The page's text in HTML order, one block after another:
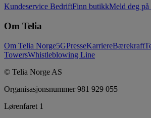
Kundeservice BedriftFinn butikkMeld deg på
Om Telia
Om Telia Norge5GPresseKarriereBærekraft
TowersWhistleblowing Line
© Telia Norge AS
Organisasjonsnummer 981 929 055
Lørenfaret 1